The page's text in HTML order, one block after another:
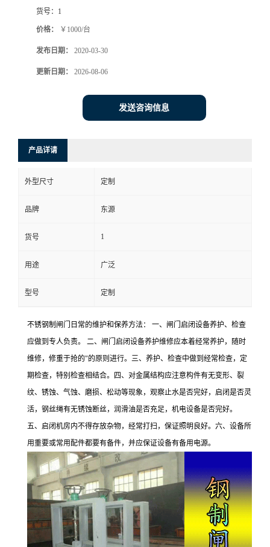
货号： 1
价格： ￥1000/台
发布日期： 2020-03-30
更新日期： 2026-08-06
发送咨询信息
产品详请
外型尺寸 定制
品牌 东源
货号 1
用途 广泛
型号 定制
不锈钢制闸门日常的维护和保养方法： 一、闸门启闭设备养护、检查
应做到专人负责。 二、闸门启闭设备养护维修应本着经常养护，随时
维修，修重于抢的"的原则进行。三、养护、检查中做到经常检查，定
期检查，特别检查相结合。四、对金属结构应注意构件有无变形、裂
纹、锈蚀、气蚀、磨损、松动等现象，观察止水是否完好，启闭是否灵
活，钢丝绳有无锈蚀断丝，润滑油是否充足，机电设备是否完好。
五、启闭机房内不得存放杂物，经常打扫，保证照明良好。六、设备所
用重要或常用配件都要有备件，并应保证设备有备用电源。